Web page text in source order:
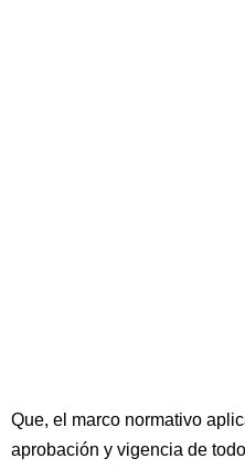
Que, el marco normativo
aprobación y vigencia de